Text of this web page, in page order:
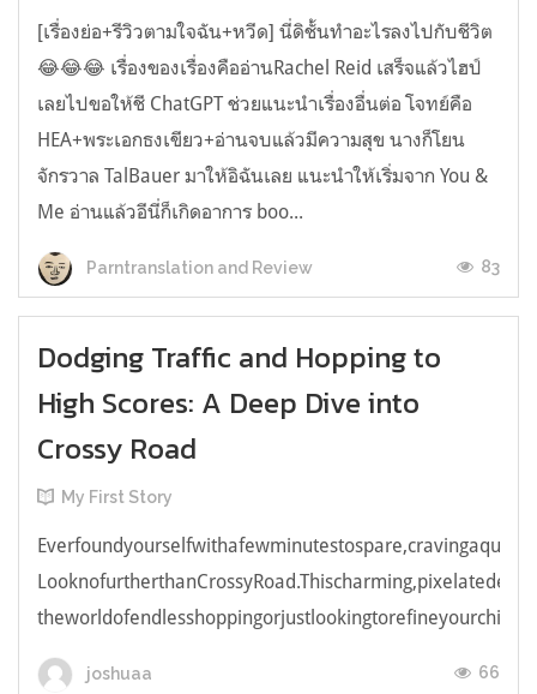
[เรื่องย่อ+รีวิวตามใจฉัน+หวีด] นี่ดิชั้นทำอะไรลงไปกับชีวิต
😂😂😂 เรื่องของเรื่องคืออ่านRachel Reid เสร็จแล้วไฮป์
เลยไปขอให้ชี ChatGPT ช่วยแนะนำเรื่องอื่นต่อ โจทย์คือ
HEA+พระเอกธงเขียว+อ่านจบแล้วมีความสุข นางก็โยน
จักรวาล TalBauer มาให้อิฉันเลย แนะนำให้เริ่มจาก You &
Me อ่านแล้วอีนี่ก็เกิดอาการ boo...
Parntranslation and Review 83
Dodging Traffic and Hopping to
High Scores: A Deep Dive into
Crossy Road
My First Story
joshuaa 66